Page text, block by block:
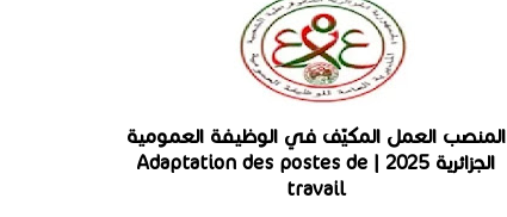
المنصب العمل المكيّف في الوظيفة العمومية
الجزائرية 2025 | Adaptation des postes de
travail